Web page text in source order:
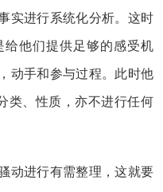
实进行系统化分析。这时
他们提供足够的感受机
动手和参与过程。此时他
类、性质，亦不进行任何
动进行有需整理，这就要